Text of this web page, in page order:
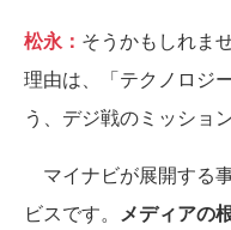
松永： そうかもしれま
理由は、「テクノロジ
う、デジ戦のミッショ
マイナビが展開する
ビスです。 メディアの